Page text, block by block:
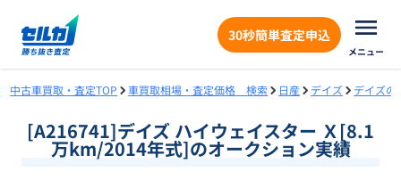
30秒簡単査定申込
メニュー
中古車買取・査定TOP 車買取相場・査定価格 検索 日産 デイズ デイズの
[A216741]デイズ ハイウェイスター Ｘ[8.1
万km/2014年式]のオークション実績